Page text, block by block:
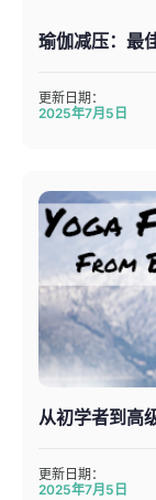
瑜伽减压：最
更新日期：
2025年7月5日
从初学者到高
更新日期：
2025年7月5日